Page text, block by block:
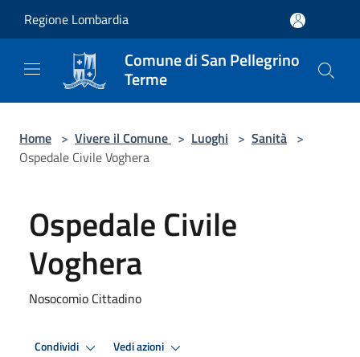
Regione Lombardia
Comune di San Pellegrino
Terme
Home > Vivere il Comune > Luoghi > Sanità >
Ospedale Civile Voghera
Ospedale Civile
Voghera
Nosocomio Cittadino
Condividi Vedi azioni